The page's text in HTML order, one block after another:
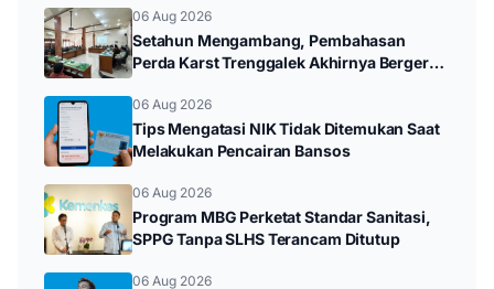
06 Aug 2026
Setahun Mengambang, Pembahasan
Perda Karst Trenggalek Akhirnya Bergerak
06 Aug 2026
Tips Mengatasi NIK Tidak Ditemukan Saat
Melakukan Pencairan Bansos
06 Aug 2026
Program MBG Perketat Standar Sanitasi,
SPPG Tanpa SLHS Terancam Ditutup
06 Aug 2026